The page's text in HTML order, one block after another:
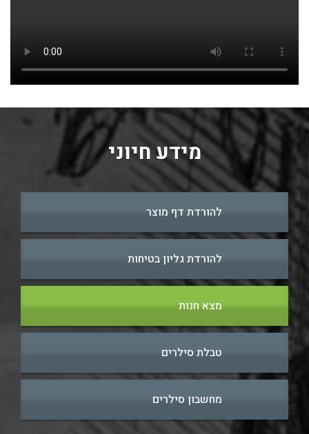
מידע חיוני
להורדת דף מוצר
להורדת גליון בטיחות
מצא חנות
טבלת סילרים
מחשבון סילרים